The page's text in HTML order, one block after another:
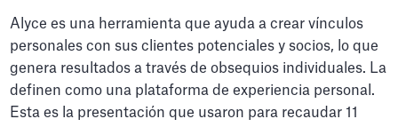
Alyce es una herramienta que ayuda a crear vínculos
personales con sus clientes potenciales y socios, lo que
genera resultados a través de obsequios individuales. La
definen como una plataforma de experiencia personal.
Esta es la presentación que usaron para recaudar 11